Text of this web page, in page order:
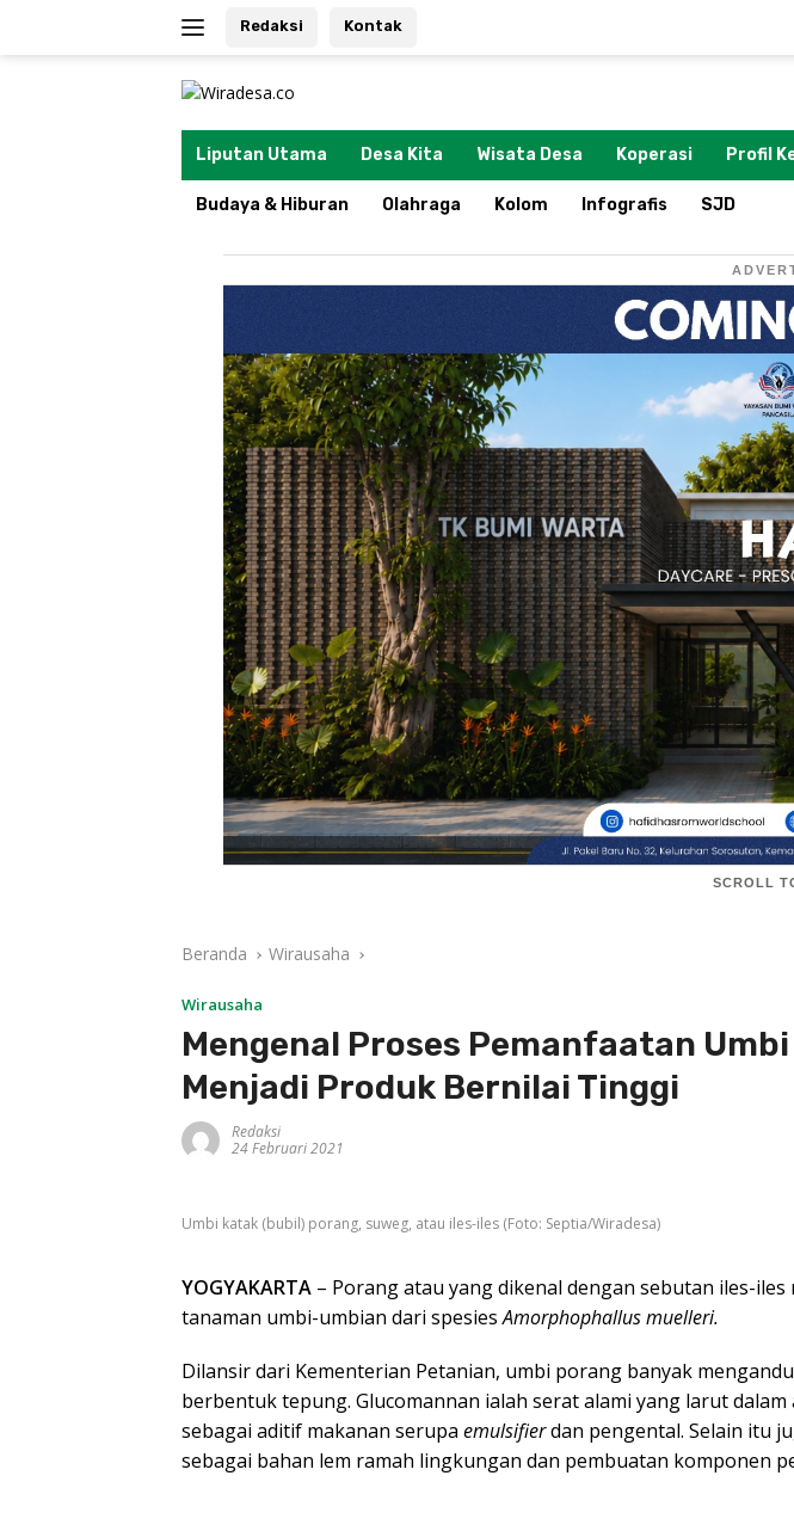
Redaksi Kontak
Liputan Utama Desa Kita Wisata Desa Koperasi Profil
Budaya & Hiburan Olahraga Kolom Infografis SJD
SCROLL
Beranda Wirausaha
Wirausaha
Mengenal Proses Pemanfaatan
Menjadi Produk Bernilai Tinggi
Redaksi
24 Februari 2021
Umbi katak (bubil) porang, suweg, atau iles-iles (Foto: Septia/Wiradesa)
YOGYAKARTA – Porang atau yang dikenal dengan sebutan iles-iles
tanaman umbi-umbian dari spesiesAmorphophallus muelleri.
Dilansir dari Kementerian Petanian, umbi porang banyak
berbentuk tepung. Glucomannan ialah serat alami yang larut dalam
sebagai aditif makanan serupa emulsifierdan pengental. Selain itu
sebagai bahan lem ramah lingkungan dan pembuatan komponen